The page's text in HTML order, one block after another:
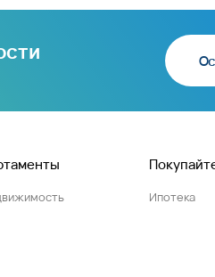
Ипотека